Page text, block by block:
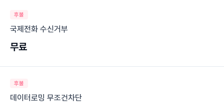
후불
국제전화 수신거부
무료
후불
데이터로밍 무조건차단